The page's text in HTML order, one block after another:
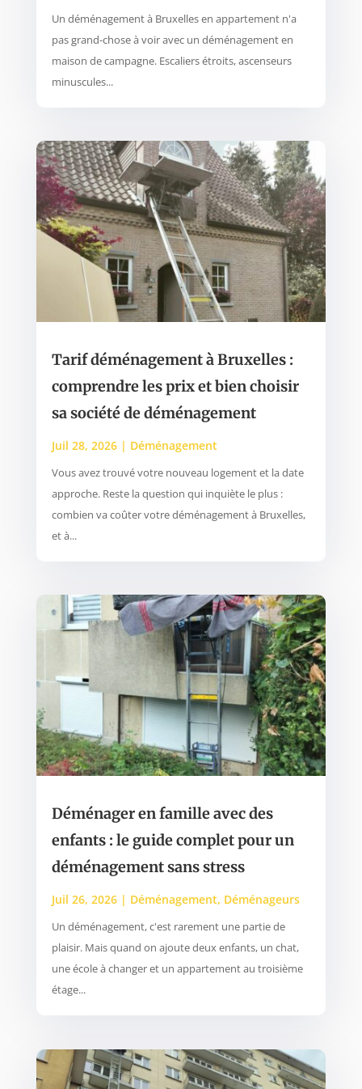
Un déménagement à Bruxelles en appartement n'a
pas grand-chose à voir avec un déménagement en
maison de campagne. Escaliers étroits, ascenseurs
minuscules...
Tarif déménagement à Bruxelles :
comprendre les prix et bien choisir
sa société de déménagement
Juil 28, 2026| Déménagement
Vous avez trouvé votre nouveau logement et la date
approche. Reste la question qui inquiète le plus :
combien va coûter votre déménagement à Bruxelles,
et à...
Déménager en famille avec des
enfants : le guide complet pour un
déménagement sans stress
Juil 26, 2026| Déménagement, Déménageurs
Un déménagement, c'est rarement une partie de
plaisir. Mais quand on ajoute deux enfants, un chat,
une école à changer et un appartement au troisième
étage...